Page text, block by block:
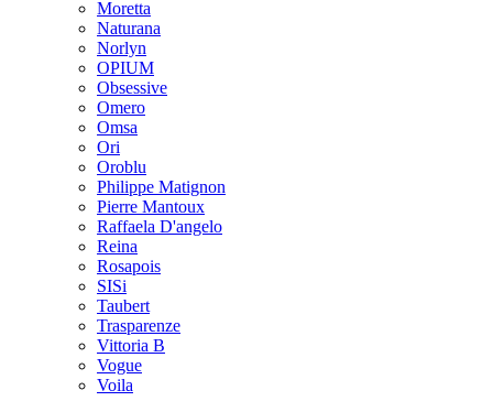
Moretta
Naturana
Norlyn
OPIUM
Obsessive
Omero
Omsa
Ori
Oroblu
Philippe Matignon
Pierre Mantoux
Raffaela D'angelo
Reina
Rosapois
SISi
Taubert
Trasparenze
Vittoria B
Vogue
Voila